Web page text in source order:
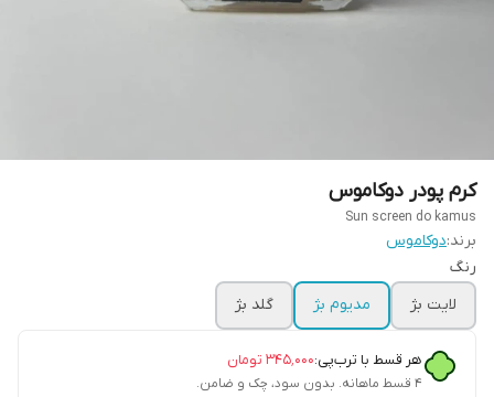
کرم پودر دوکاموس
Sun screen do kamus
برند:دوکاموس
رنگ
لایت بژ
مدیوم بژ گلد بژ
هر قسط با ترب‌پی:۳۴۵٬۰۰۰ تومان
۴ قسط ماهانه. بدون سود، چک و ضامن.